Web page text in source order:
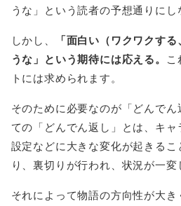
うな」という読者の予想通りにし
しかし、
「面白い（ワクワクす
うな」という期待には応える。
こ
トには求められます。
そのために必要なのが「どんで
ての「どんでん返し」とは、キャ
設定などに大きな変化が起きる
り、裏切りが行われ、状況が一変
それによって物語の方向性が大